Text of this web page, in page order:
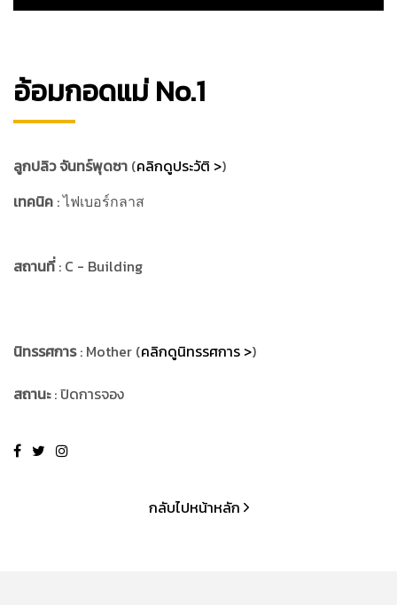
อ้อมกอดแม่ No.1
ลูกปลิว จันทร์พุดซา (คลิกดูประวัติ >)
เทคนิค :ไฟเบอร์กลาส
สถานที่: C - Building
นิทรรศการ: Mother (คลิกดูนิทรรศการ >)
สถานะ: ปิดการจอง
กลับไปหน้าหลัก